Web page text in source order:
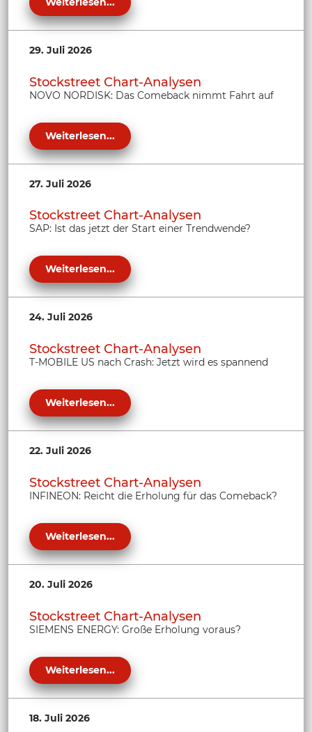
29. Juli 2026
Stockstreet Chart-Analysen
NOVO NORDISK: Das Comeback nimmt Fahrt auf
Weiterlesen...
27. Juli 2026
Stockstreet Chart-Analysen
SAP: Ist das jetzt der Start einer Trendwende?
Weiterlesen...
24. Juli 2026
Stockstreet Chart-Analysen
T-MOBILE US nach Crash: Jetzt wird es spannend
Weiterlesen...
22. Juli 2026
Stockstreet Chart-Analysen
INFINEON: Reicht die Erholung für das Comeback?
Weiterlesen...
20. Juli 2026
Stockstreet Chart-Analysen
SIEMENS ENERGY: Große Erholung voraus?
Weiterlesen...
18. Juli 2026